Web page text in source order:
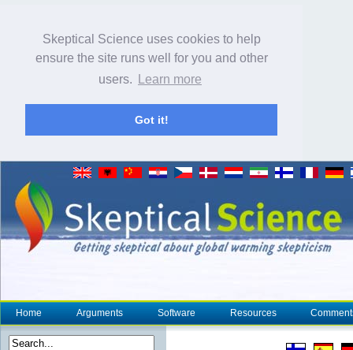
Skeptical Science uses cookies to help
ensure the site runs well for you and other
users.
Learn more
Got it!
Home Arguments Software Resources